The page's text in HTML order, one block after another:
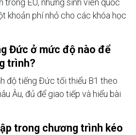
trong EU, nhưng sinh viên quốc
khoản phí nhỏ cho các khóa học
Đức ở mức độ nào để
trình?
độ tiếng Đức tối thiểu B1 theo
Âu, đủ để giao tiếp và hiểu bài
trong chương trình kéo